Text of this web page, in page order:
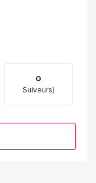
0
Suiveurs)